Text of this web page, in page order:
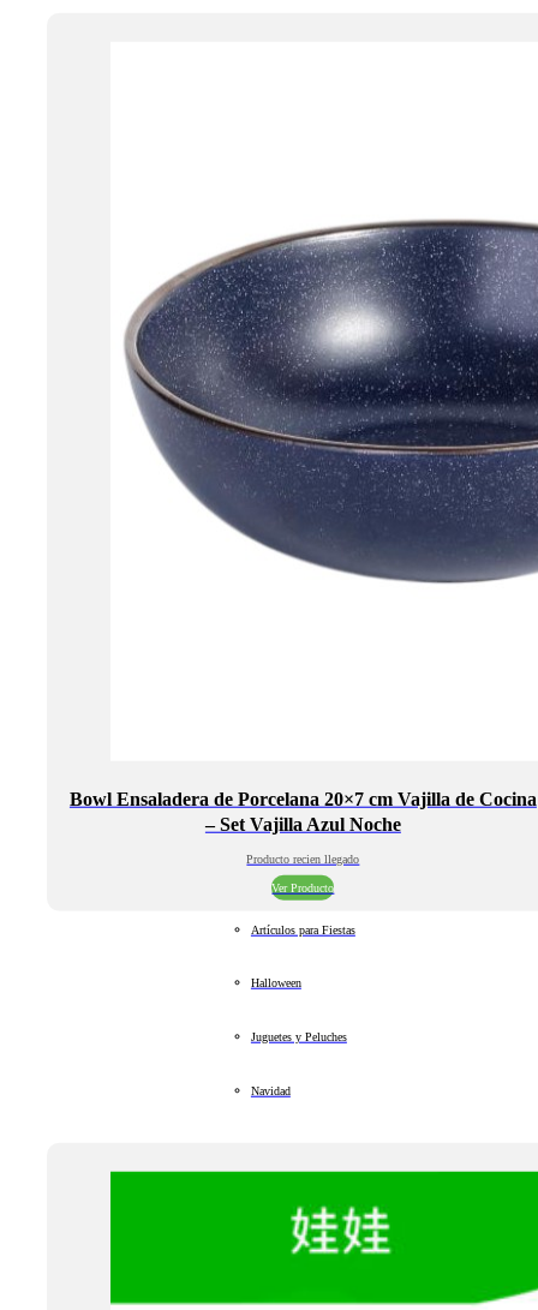
Bowl Ensaladera de Porcelana 20×7 cm Vajilla de Cocina
– Set Vajilla Azul Noche
Producto recien llegado
Ver Producto
Artículos para Fiestas
Halloween
Juguetes y Peluches
Navidad